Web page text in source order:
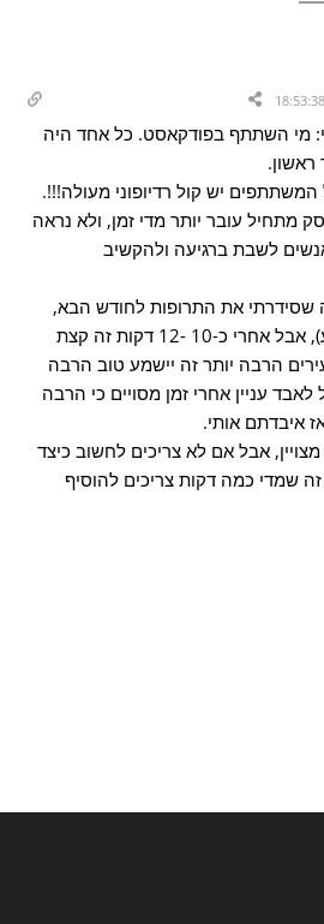
מי השתתף בפודקאסט. כל אחד היה
ראשון.
מתחיל עובר יותר מדי זמן, ולא נראה
לשבת ברגיעה ולהקשיב
שסידרתי את התרופות לחודש הבא,
יום-יום (בקופסאות לשבוע), אבל אחרי כ-10 -12 דקות זה קצת
הרבה יותר זה יישמע טוב הרבה
לאבד עניין אחרי זמן מסויים כי הרבה
איבדתם אותי.
אבל אם לא צריכים לחשוב כיצד
שמדי כמה דקות צריכים להוסיף